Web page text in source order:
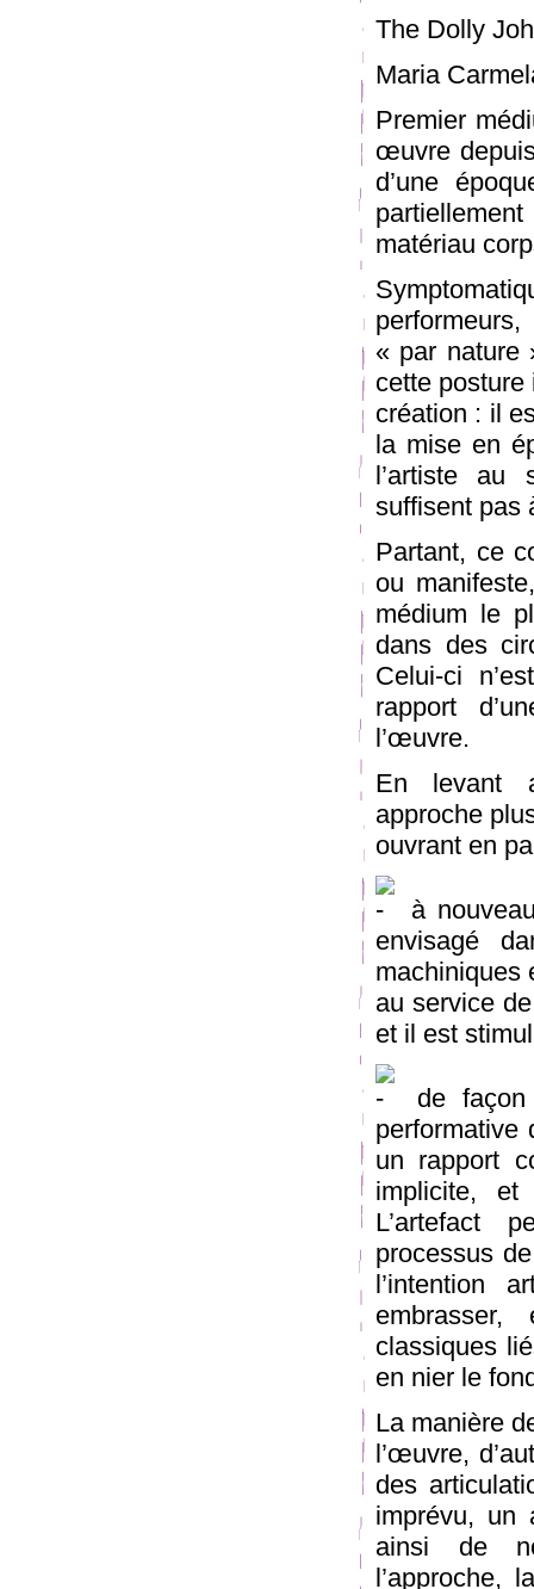
The Dolly
Maria
Premier
œuvre
d’une
matériau
« par nature
cette
création : il
la mise en
l’artiste au
suffisent pas
Partant, ce
ou
médium le
dans des
Celui-ci
rapport
l’œuvre.
En levant
approche
ouvrant en
à
envisagé
machiniques
au service
et il est
de
performative
un rapport
implicite, et
L’artefact
processus
l’intention
classiques
en nier le
La manière
l’œuvre,
des
imprévu, un
ainsi de
l’approche,